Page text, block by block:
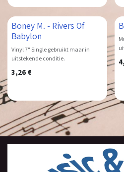
Boney M. - Rivers Of
Babylon
Vinyl 7" Single gebruikt maar in
uitstekende conditie.
3,26 €